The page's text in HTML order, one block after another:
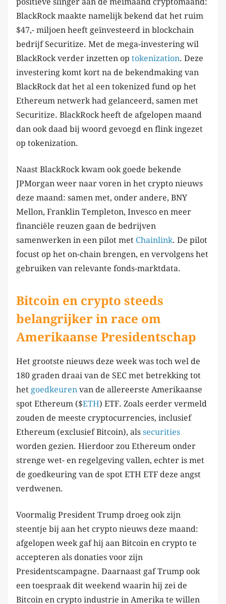
positieve slinger aan de meimaand cryptomaand:
BlackRock maakte namelijk bekend dat het ruim
$47,- miljoen heeft geïnvesteerd in blockchain
bedrijf Securitize. Met de mega-investering wil
BlackRock verder inzetten op tokenization. Deze
investering komt kort na de bekendmaking van
BlackRock dat het al een tokenized fund op het
Ethereum netwerk had gelanceerd, samen met
Securitize. BlackRock heeft de afgelopen maand
dan ook daad bij woord gevoegd en flink ingezet
op tokenization.
Naast BlackRock kwam ook goede bekende
JPMorgan weer naar voren in het crypto nieuws
deze maand: samen met, onder andere, BNY
Mellon, Franklin Templeton, Invesco en meer
financiële reuzen gaan de bedrijven
samenwerken in een pilot met Chainlink. De pilot
focust op het on-chain brengen, en vervolgens het
gebruiken van relevante fonds-marktdata.
Bitcoin en crypto steeds
belangrijker in race om
Amerikaanse Presidentschap
Het grootste nieuws deze week was toch wel de
180 graden draai van de SEC met betrekking tot
het goedkeuren van de allereerste Amerikaanse
spot Ethereum ($ETH) ETF. Zoals eerder vermeld
zouden de meeste cryptocurrencies, inclusief
Ethereum (exclusief Bitcoin), als securities
worden gezien. Hierdoor zou Ethereum onder
strenge wet- en regelgeving vallen, echter is met
de goedkeuring van de spot ETH ETF deze angst
verdwenen.
Voormalig President Trump droeg ook zijn
steentje bij aan het crypto nieuws deze maand:
afgelopen week gaf hij aan Bitcoin en crypto te
accepteren als donaties voor zijn
Presidentscampagne. Daarnaast gaf Trump ook
een toespraak dit weekend waarin hij zei de
Bitcoin en crypto industrie in Amerika te willen